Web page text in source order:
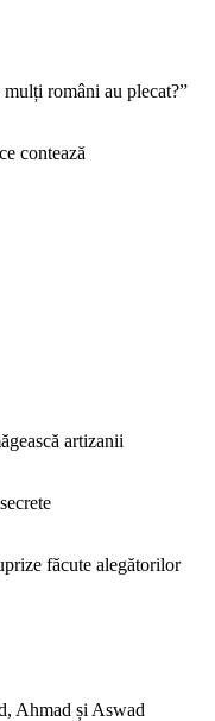
români au plecat?”
contează
artizanii
făcute alegătorilor
Ahmad și Aswad